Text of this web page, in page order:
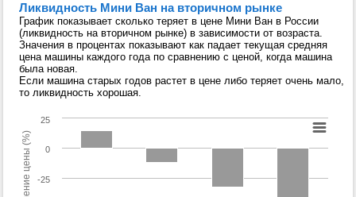
Ликвидность Мини Ван на вторичном рынке
График показывает сколько теряет в цене Мини Ван в России
(ликвидность на вторичном рынке) в зависимости от возраста.
Значения в процентах показывают как падает текущая средняя
цена машины каждого года по сравнению с ценой, когда машина
была новая.
Если машина старых годов растет в цене либо теряет очень мало,
то ликвидность хорошая.
Изменение цены (%) -25
0
25